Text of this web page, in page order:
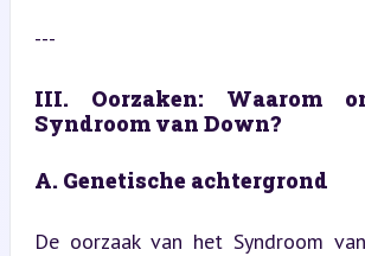
---
III. Oorzaken: Waarom
Syndroom van Down?
A. Genetische achtergrond
De oorzaak van het Syndroom